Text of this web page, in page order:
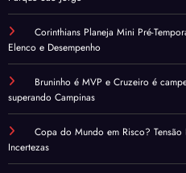
Corinthians Planeja Mini Pré-
Elenco e Desempenho
Bruninho é MVP e Cruzeiro é
superando Campinas
Copa do Mundo em Risco?
Incertezas